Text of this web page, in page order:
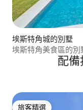
埃斯特角城的別墅
埃斯特角美食區的別
配
旅客精選